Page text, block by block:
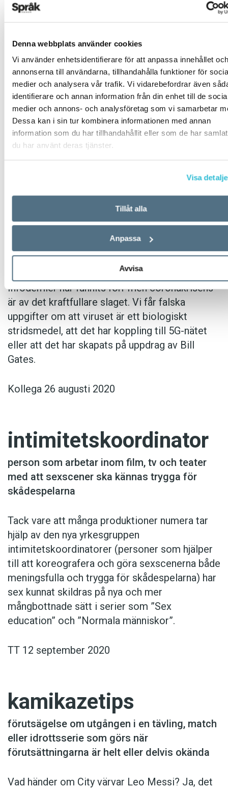
Denna webbplats använder cookies
Vi använder enhetsidentifierare för att anpassa innehållet och
annonserna till användarna, tillhandahålla funktioner för
medier och analysera vår trafik. Vi vidarebefordrar även
identifierare och annan information från din enhet till de
medier och annons- och analysföretag som vi samarbetar
Dessa kan i sin tur kombinera informationen med annan
information som du har tillhandahållit eller som de har
du har använt deras tjänster.
Visa
Tillåt alla
Anpassa
Avvisa
exempelvis resa eller besöka vissa platser
Med immunitetspass skulle man få tillgång till
museum, gym och andra utrymmen som annars
var avstängda.
Göteborgs-Posten 9 augusti 2020
Kommentar:Immunitetspassförekommer även
inom idrotten. Idrottare som har antikroppar
global spridning av skadliga rykten
Infodemier har funnits förr men coronakrisens
är av det kraftfullare slaget. Vi får falska
uppgifter om att viruset är ett biologiskt
stridsmedel, att det har koppling till 5G-nätet
eller att det har skapats på uppdrag av Bill
Gates.
Kollega 26 augusti 2020
intimitetskoordinator
person som arbetar inom film, tv och teater
med att sexscener ska kännas trygga för
skådespelarna
Tack vare att många produktioner numera tar
hjälp av den nya yrkesgruppen
intimitetskoordinatorer (personer som hjälper
till att koreografera och göra sexscenerna både
meningsfulla och trygga för skådespelarna) har
sex kunnat skildras på nya och mer
mångbottnade sätt i serier som ”Sex
education” och ”Normala människor”.
TT 12 september 2020
kamikazetips
förutsägelse om utgången i en tävling, match
eller idrottsserie som görs när
förutsättningarna är helt eller delvis okända
Vad händer om City värvar Leo Messi? Ja, det